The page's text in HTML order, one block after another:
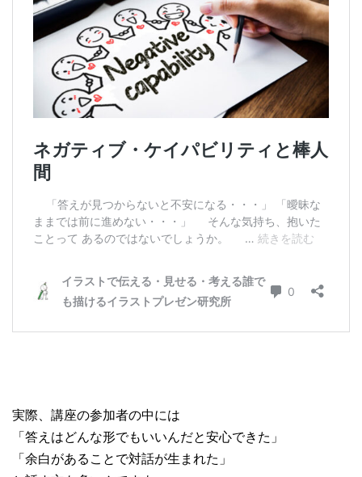
実際、講座の参加者の中には
「答えはどんな形でもいいんだと安心できた」
「余白があることで対話が生まれた」